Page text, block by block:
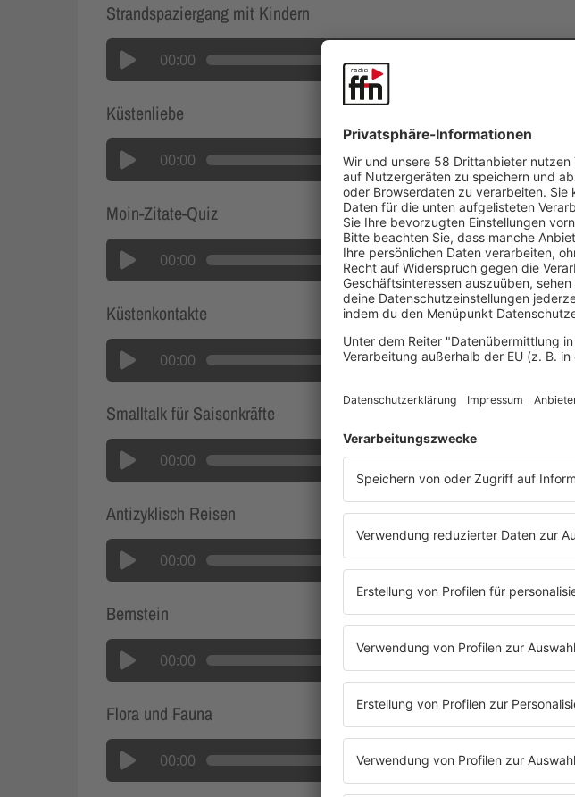
Strandspaziergang mit Kindern
00:00
Küstenliebe
00:00
Moin-Zitate-Quiz
00:00
Küstenkontakte
00:00
Smalltalk für Saisonkräfte
00:00
Antizyklisch Reisen
00:00
Bernstein
00:00
Flora und Fauna
00:00